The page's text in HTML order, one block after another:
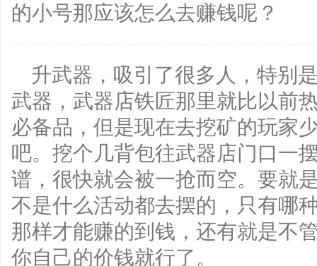
的小号那应该怎么去赚钱呢？
升武器，吸引了很多人，特别
武器，武器店铁匠那里就比以前
必备品，但是现在去挖矿的玩家
吧。挖个几背包往武器店门口一
谱，很快就会被一抢而空。要就
不是什么活动都去摆的，只有哪
那样才能赚的到钱，还有就是不
你自己的价钱就行了。